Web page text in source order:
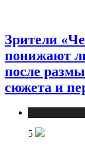
Зрители
понижают
после
сюжета и
5